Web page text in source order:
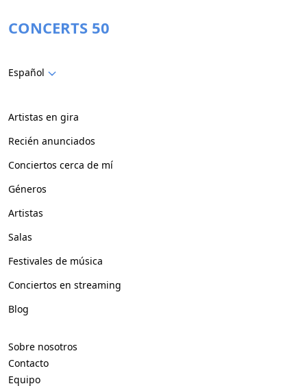
CONCERTS 50
Español
Artistas en gira
Recién anunciados
Conciertos cerca de mí
Géneros
Artistas
Salas
Festivales de música
Conciertos en streaming
Blog
Sobre nosotros
Contacto
Equipo